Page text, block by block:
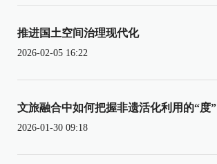
推进国土空间治理现代化
2026-02-05 16:22
文旅融合中如何把握非遗活化利用的“度”
2026-01-30 09:18